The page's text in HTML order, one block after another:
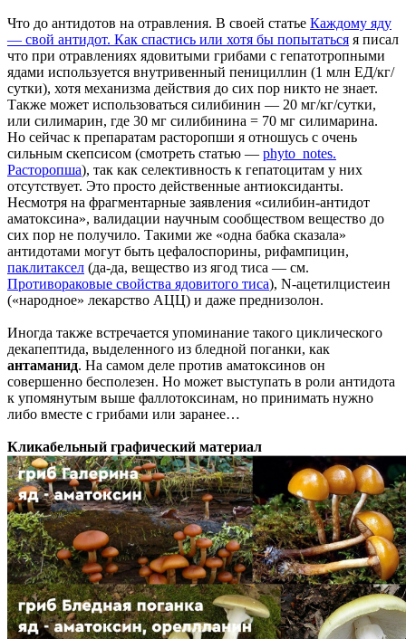
Что до антидотов на отравления. В своей статье Каждому яду
— свой антидот. Как спастись или хотя бы попытаться я писал
что при отравлениях ядовитыми грибами с гепатотропными
ядами используется внутривенный пенициллин (1 млн ЕД/кг/
сутки), хотя механизма действия до сих пор никто не знает.
Также может использоваться силибинин — 20 мг/кг/сутки,
или силимарин, где 30 мг силибинина = 70 мг силимарина.
Но сейчас к препаратам расторопши я отношусь с очень
сильным скепсисом (смотреть статью — phyto_notes.
Расторопша), так как селективность к гепатоцитам у них
отсутствует. Это просто действенные антиоксиданты.
Несмотря на фрагментарные заявления «силибин-антидот
аматоксина», валидации научным сообществом вещество до
сих пор не получило. Такими же «одна бабка сказала»
антидотами могут быть цефалоспорины, рифампицин,
паклитаксел (да-да, вещество из ягод тиса — см.
Противораковые свойства ядовитого тиса), N-ацетилцистеин
(«народное» лекарство АЦЦ) и даже преднизолон.
Иногда также встречается упоминание такого циклического
декапептида, выделенного из бледной поганки, как
антаманид. На самом деле против аматоксинов он
совершенно бесполезен. Но может выступать в роли антидота
к упомянутым выше фаллотоксинам, но принимать нужно
либо вместе с грибами или заранее…
Кликабельный графический материал